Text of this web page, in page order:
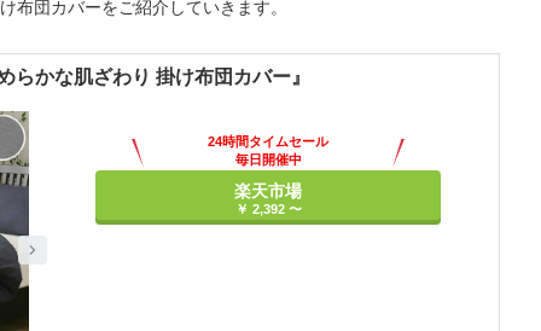
布団カバーをご紹介していきます。
らかな肌ざわり 掛け布団カバー』
24時間タイムセール
毎日開催中
楽天市場
￥ 2,392 〜